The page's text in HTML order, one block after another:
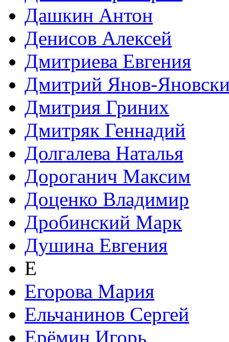
Дашкин Антон
Денисов Алексей
Дмитриева Евгения
Дмитрий Янов-
Дмитрия Гриних
Дмитряк Геннадий
Долгалева Наталья
Дороганич Максим
Доценко Владимир
Дробинский Марк
Душина Евгения
Е
Егорова Мария
Ельчанинов Сергей
Ерёмин Игорь